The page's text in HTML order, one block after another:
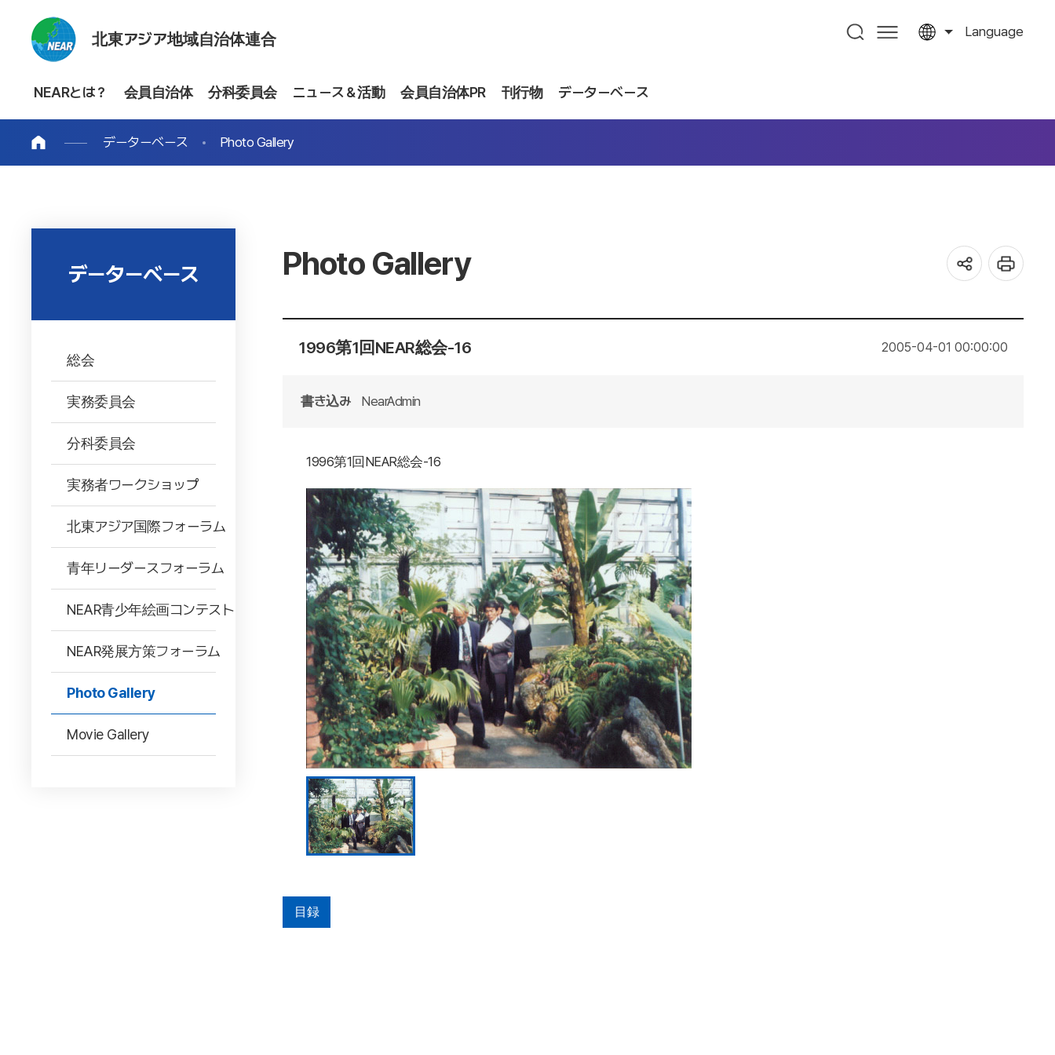
北東アジア地域自治体連合 Language
NEARとは？ 会員自治体 分科委員会 ニュース＆活動 会員自治体PR 刊行物 データーベース
データーベース Photo Gallery
データーベース
総会
実務委員会
分科委員会
実務者ワークショップ
北東アジア国際フォーラム
青年リーダースフォーラム
NEAR青少年絵画コンテスト
NEAR発展方策フォーラム
Photo Gallery
Movie Gallery
Photo Gallery
1996第1回NEAR総会-16 2005-04-01 00:00:00
書き込み NearAdmin
1996第1回NEAR総会-16
目録